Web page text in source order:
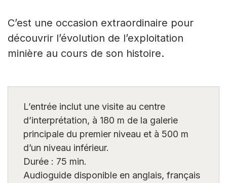
C’est une occasion extraordinaire pour
découvrir l’évolution de l’exploitation
minière au cours de son histoire.
L’entrée inclut une visite au centre
d’interprétation, à 180 m de la galerie
principale du premier niveau et à 500 m
d’un niveau inférieur.
Durée : 75 min.
Audioguide disponible en anglais, français